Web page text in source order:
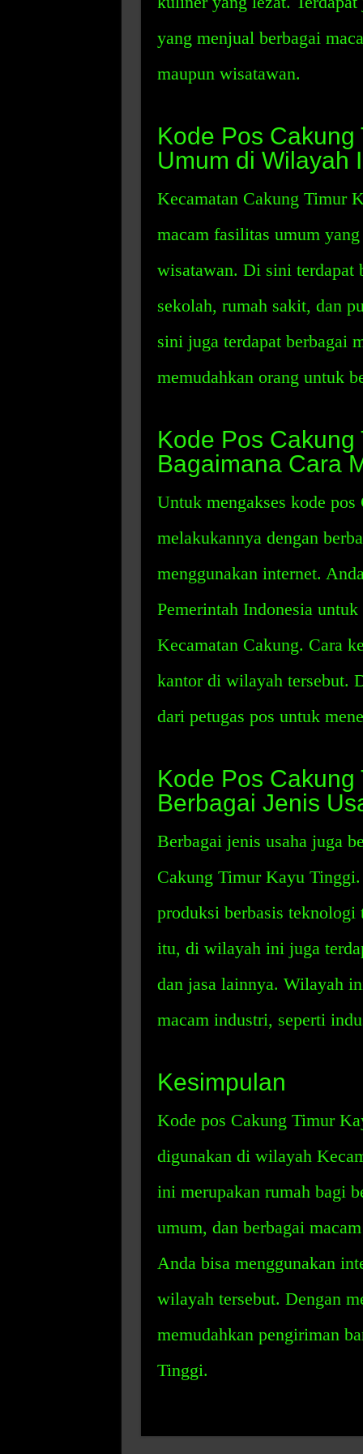
yang menjual berbagai
maupun wisatawan.
Kode Pos
Umum di Wilayah
Kecamatan Cakung Timur
macam fasilitas umum
wisatawan. Di sini terdapat
sekolah, rumah sakit, dan
sini juga terdapat berbagai
memudahkan orang untuk
Kode Pos Cakung
Bagaimana Cara
Untuk mengakses kode
melakukannya dengan
menggunakan internet.
Pemerintah Indonesia
Kecamatan Cakung. Cara
kantor di wilayah tersebut.
dari petugas pos untuk
Kode Pos Cakung
Berbagai Jenis
Berbagai jenis usaha juga
Cakung Timur Kayu Tinggi.
produksi berbasis
itu, di wilayah ini juga
dan jasa lainnya. Wilayah
macam industri, seperti
Kesimpulan
Kode pos Cakung Timur
digunakan di wilayah
ini merupakan rumah bagi
umum, dan berbagai
Anda bisa menggunakan
wilayah tersebut. Dengan
memudahkan pengiriman
Tinggi.